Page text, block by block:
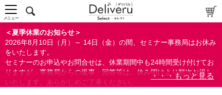
＜夏季休業のお知らせ＞
2026年8月10日（月）～ 14日（金）の間、セミナー事務局はお休み
をいたします。
セミナーのお申込やお問合せは、休業期間中も24時間受け付けてお
りますが、事務局からの返事・回答等は、休み明けより順次お返し
いたします。あらかじめご了承ください。
メニュー